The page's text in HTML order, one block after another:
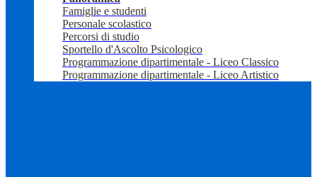
Famiglie e studenti
Personale scolastico
Percorsi di studio
Sportello d'Ascolto Psicologico
Programmazione dipartimentale - Liceo Classico
Programmazione dipartimentale - Liceo Artistico